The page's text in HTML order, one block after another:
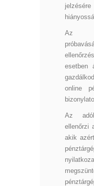
Az
esetben
online
Az
ellenőrzi
akik